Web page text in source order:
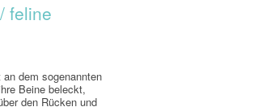
feline
dem sogenannten
Beine beleckt,
den Rücken und